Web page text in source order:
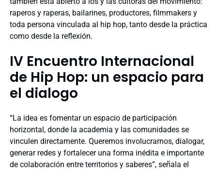
raperos y raperas, bailarines, productores, filmmakers y
toda persona vinculada al hip hop, tanto desde la práctica
como desde la reflexión.
IV Encuentro Internacional
de Hip Hop: un espacio para
el dialogo
“La idea es fomentar un espacio de participación
horizontal, donde la academia y las comunidades se
vinculen directamente. Queremos involucrarnos, dialogar,
generar redes y fortalecer una forma inédita e importante
de colaboración entre territorios y saberes”, señala el